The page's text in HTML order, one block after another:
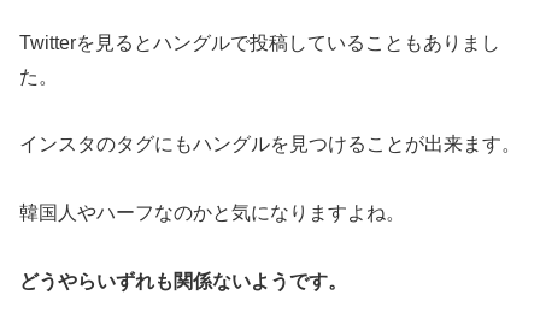
Twitterを見るとハングルで投稿していることもありまし
た。
インスタのタグにもハングルを見つけることが出来ます。
韓国人やハーフなのかと気になりますよね。
どうやらいずれも関係ないようです。